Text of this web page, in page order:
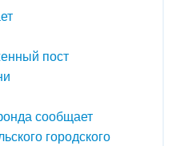
пост
сообщает
городского